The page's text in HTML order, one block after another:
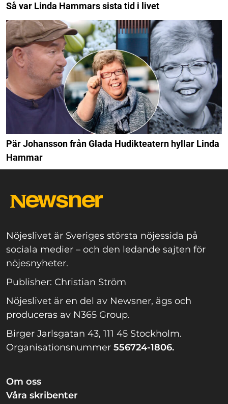
Så var Linda Hammars sista tid i livet
Pär Johansson från Glada Hudikteatern hyllar Linda
Hammar
Nöjeslivet är Sveriges största nöjessida på
sociala medier – och den ledande sajten för
nöjesnyheter.
Publisher: Christian Ström
Nöjeslivet är en del av Newsner, ägs och
produceras av N365 Group.
Birger Jarlsgatan 43, 111 45 Stockholm.
Organisationsnummer 556724-1806.
Om oss
Våra skribenter